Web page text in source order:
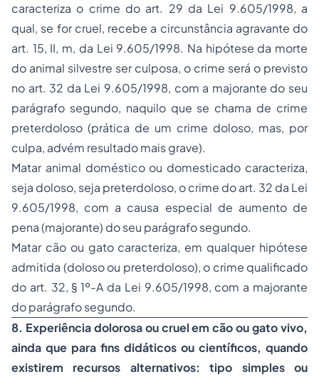
caracteriza o crime do art. 29 da Lei 9.605/1998, a
qual, se for cruel, recebe a circunstância agravante do
art. 15, II, m, da Lei 9.605/1998. Na hipótese da morte
do animal silvestre ser culposa, o crime será o previsto
no art. 32 da Lei 9.605/1998, com a majorante do seu
parágrafo segundo, naquilo que se chama de crime
preterdoloso (prática de um crime doloso, mas, por
culpa, advém resultado mais grave).
Matar animal doméstico ou domesticado caracteriza,
seja doloso, seja preterdoloso, o crime do art. 32 da Lei
9.605/1998, com a causa especial de aumento de
pena (majorante) do seu parágrafo segundo.
Matar cão ou gato caracteriza, em qualquer hipótese
admitida (doloso ou preterdoloso), o crime qualificado
do art. 32, § 1º-A da Lei 9.605/1998, com a majorante
do parágrafo segundo.
8. Experiência dolorosa ou cruel em cão ou gato vivo,
ainda que para fins didáticos ou científicos, quando
existirem recursos alternativos: tipo simples ou